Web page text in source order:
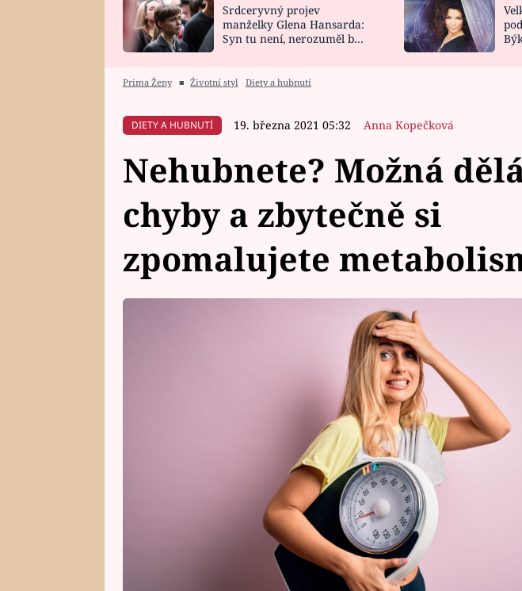
HOROSKOP NA
CELEBRITY
VAŘENÍ
NOVINKY
Srdceryvný projev
manželky Glena Hansarda:
Syn tu není, nerozuměl by
Prima Ženy ■ Životní styl Diety a hubnutí
DIETY A HUBNUTÍ 19. března 2021 05:32 Anna Kopečková
Nehubnete? Možná
chyby a zbytečně si
zpomalujete